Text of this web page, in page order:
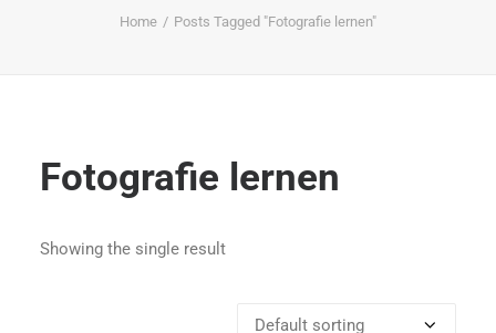
Home Posts Tagged "Fotografie lernen"
Fotografie lernen
Showing the single result